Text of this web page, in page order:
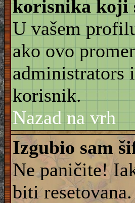
korisnika koji
U vašem
ako ovo
administrators
korisnik.
Nazad na vrh
Izgubio sam
Ne paničite!
biti